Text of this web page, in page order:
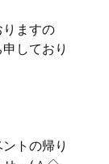
ますの
しており
トの帰り